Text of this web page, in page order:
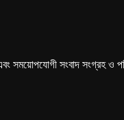
সংবাদ সংগ্রহ ও